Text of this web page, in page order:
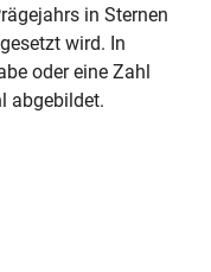
in Sternen
wird. In
oder eine Zahl
abgebildet.